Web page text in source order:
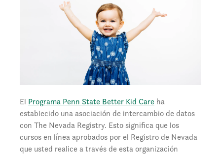
El Programa Penn State Better Kid Care ha
establecido una asociación de intercambio de datos
con The Nevada Registry. Esto significa que los
cursos en línea aprobados por el Registro de Nevada
que usted realice a través de esta organización